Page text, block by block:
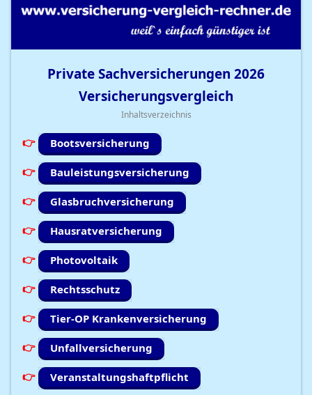
Private Sachversicherungen 2026
Versicherungsvergleich
Inhaltsverzeichnis
Bootsversicherung
Bauleistungsversicherung
Glasbruchversicherung
Hausratversicherung
Photovoltaik
Rechtsschutz
Tier-OP Krankenversicherung
Unfallversicherung
Veranstaltungshaftpflicht